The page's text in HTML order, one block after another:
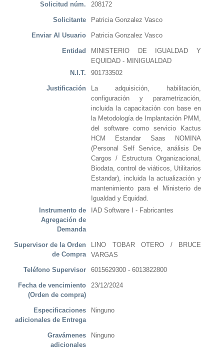
Solicitud núm. 208172
Solicitante Patricia Gonzalez Vasco
Enviar Al Usuario Patricia Gonzalez Vasco
Entidad
MINISTERIO DE IGUALDAD Y
EQUIDAD - MINIGUALDAD
N.I.T.
901733502
Justificación
La adquisición, habilitación,
configuración y parametrización,
incluida la capacitación con base en
la Metodología de Implantación PMM,
del software como servicio Kactus
HCM Estandar Saas NOMINA
(Personal Self Service, análisis De
Cargos / Estructura Organizacional,
Biodata, control de viáticos, Utilitarios
Estandar), incluida la actualización y
mantenimiento para el Ministerio de
Igualdad y Equidad.
Instrumento de
Agregación de
Demanda
IAD Software I - Fabricantes
Supervisor de la Orden
de Compra
LINO TOBAR OTERO / BRUCE
VARGAS
Teléfono Supervisor
6015629300 - 6013822800
Fecha de vencimiento
(Orden de compra)
23/12/2024
Especificaciones
adicionales de Entrega
Ninguno
Gravámenes
adicionales
Ninguno